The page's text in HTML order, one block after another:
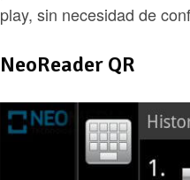
play, sin necesidad de
NeoReader QR